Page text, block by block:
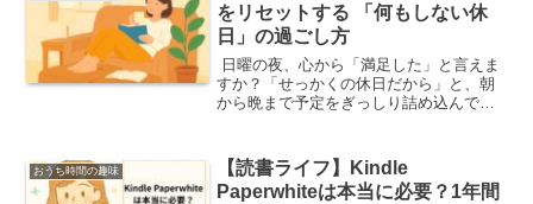
をリセットする 「何もしない休
日」の過ごし方
️ 日曜の夜、心から「満足した」と言えま
すか？「せっかくの休日だから」と、朝
から晩まで予定をぎっしり詰め込んで、
日が終わってしまうと、「ああ、また貴
重な休みを無駄にしてし...
おうち時間の趣味
【読書ライフ】Kindle
Paperwhiteは本当に必要？1年間